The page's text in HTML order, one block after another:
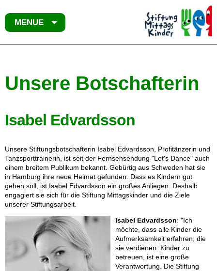
MENUE
Unsere Botschafterin
Isabel Edvardsson
Unsere Stiftungsbotschafterin Isabel Edvardsson, Profitänzerin und
Tanzsporttrainerin, ist seit der Fernsehsendung "Let's Dance" auch
einem breitem Publikum bekannt. Gebürtig aus Schweden hat sie
in Hamburg ihre neue Heimat gefunden. Dass es Kindern gut
gehen soll, ist Isabel Edvardsson ein großes Anliegen. Deshalb
engagiert sie sich für die Stiftung Mittagskinder und die Ziele
unserer Stiftungsarbeit.
Isabel Edvardsson: "Ich
möchte, dass alle Kinder die
Aufmerksamkeit erfahren, die
sie verdienen. Kinder zu
betreuen, ist eine große
Verantwortung. Die Stiftung